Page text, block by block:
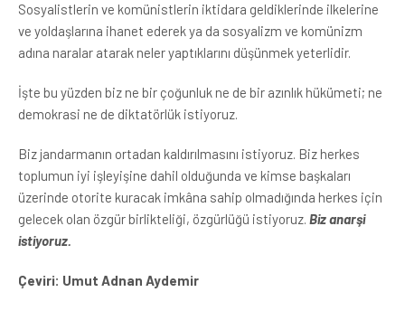
Sosyalistlerin ve komünistlerin iktidara geldiklerinde ilkelerine
ve yoldaşlarına ihanet ederek ya da sosyalizm ve komünizm
adına naralar atarak neler yaptıklarını düşünmek yeterlidir.
İşte bu yüzden biz ne bir çoğunluk ne de bir azınlık hükümeti; ne
demokrasi ne de diktatörlük istiyoruz.
Biz jandarmanın ortadan kaldırılmasını istiyoruz. Biz herkes
toplumun iyi işleyişine dahil olduğunda ve kimse başkaları
üzerinde otorite kuracak imkâna sahip olmadığında herkes için
gelecek olan özgür birlikteliği, özgürlüğü istiyoruz. Biz anarşi
istiyoruz.
Çeviri: Umut Adnan Aydemir